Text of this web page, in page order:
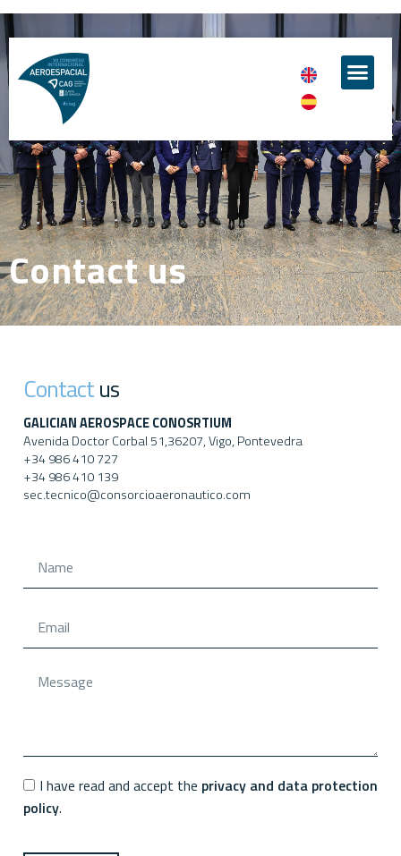
Contact us
Contactus
GALICIAN AEROSPACE CONOSRTIUM
Avenida Doctor Corbal 51,36207, Vigo, Pontevedra
+34 986 410 727
+34 986 410 139
sec.tecnico@consorcioaeronautico.com
I have read and accept the privacy and data protection
policy.